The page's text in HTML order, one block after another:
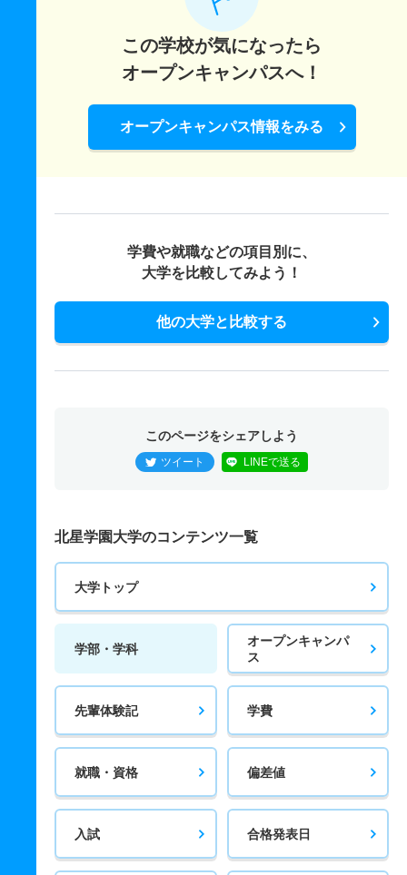
この学校が気になったら
オープンキャンパスへ！
オープンキャンパス情報をみる
学費や就職などの項目別に、
大学を比較してみよう！
他の大学と比較する
このページをシェアしよう
ツイート LINEで送る
北星学園大学のコンテンツ一覧
大学トップ
学部・学科
オープンキャンパ
ス
先輩体験記 学費
就職・資格 偏差値
入試 合格発表日